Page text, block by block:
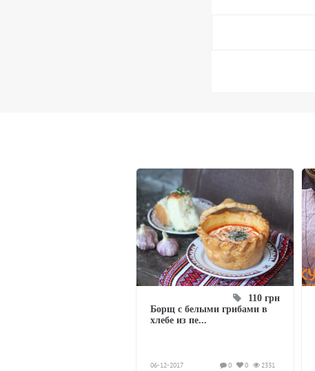
110 грн
Борщ с белыми грибами в
хлебе из пе...
06-12-2017 2331
0
0